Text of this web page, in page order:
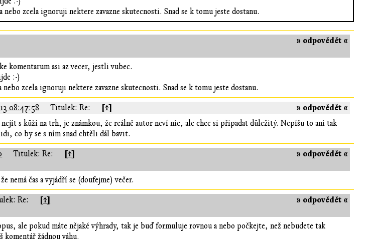
nebo zcela ignoruji nektere zavazne skutecnosti. Snad se k tomu jeste dostanu.
» odpovědět «
komentarum asi az vecer, jestli vubec.
:-)
zcela ignoruji nektere zavazne skutecnosti. Snad se k tomu jeste dostanu.
» odpovědět «
08:47:58 Titulek: Re: [↑]
s kůží na trh, je známkou, že reálně autor neví nic, ale chce si připadat důležitý. Nepíšu to ani tak
co by se s ním snad chtěli dál bavit.
» odpovědět «
Titulek: Re: [↑]
nemá čas a vyjádří se (doufejme) večer.
» odpovědět «
Re: [↑]
ale pokud máte nějaké výhrady, tak je buď formuluje rovnou a nebo počkejte, než nebudete tak
komentář žádnou váhu.